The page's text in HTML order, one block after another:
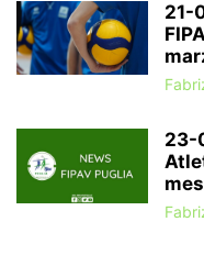
21-
23-